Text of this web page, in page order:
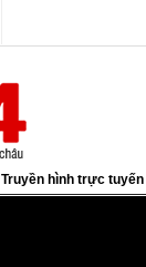
Truyền hình trực tuyến